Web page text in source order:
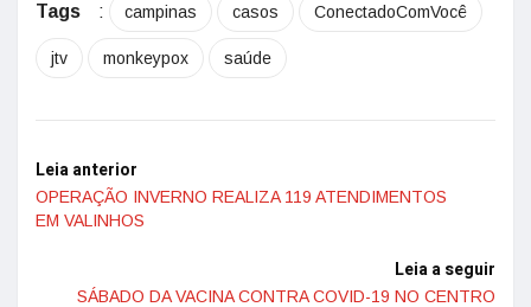
Tags : campinas casos ConectadoComVocê
jtv monkeypox saúde
Leia anterior
OPERAÇÃO INVERNO REALIZA 119 ATENDIMENTOS
EM VALINHOS
Leia a seguir
SÁBADO DA VACINA CONTRA COVID-19 NO CENTRO